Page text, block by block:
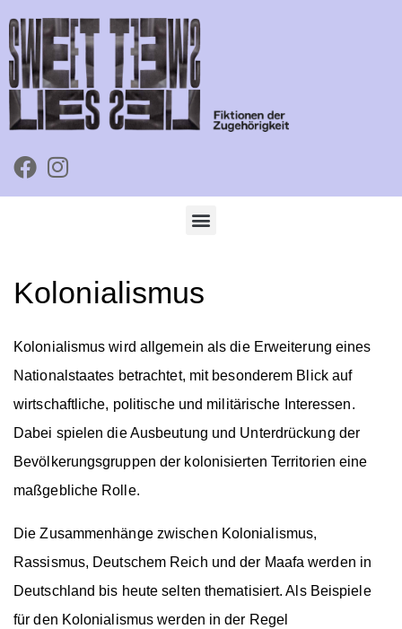
Kolonialismus
Kolonialismus wird allgemein als die Erweiterung eines
Nationalstaates betrachtet, mit besonderem Blick auf
wirtschaftliche, politische und militärische Interessen.
Dabei spielen die Ausbeutung und Unterdrückung der
Bevölkerungsgruppen der kolonisierten Territorien eine
maßgebliche Rolle.
Die Zusammenhänge zwischen Kolonialismus,
Rassismus, Deutschem Reich und der Maafa werden in
Deutschland bis heute selten thematisiert. Als Beispiele
für den Kolonialismus werden in der Regel